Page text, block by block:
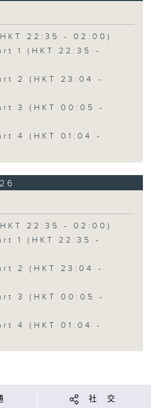
22:35 - 02:00)
1 (HKT 22:35 -
2 (HKT 23:04 -
3 (HKT 00:05 -
4 (HKT 01:04 -
22:35 - 02:00)
1 (HKT 22:35 -
2 (HKT 23:04 -
3 (HKT 00:05 -
4 (HKT 01:04 -
社 交